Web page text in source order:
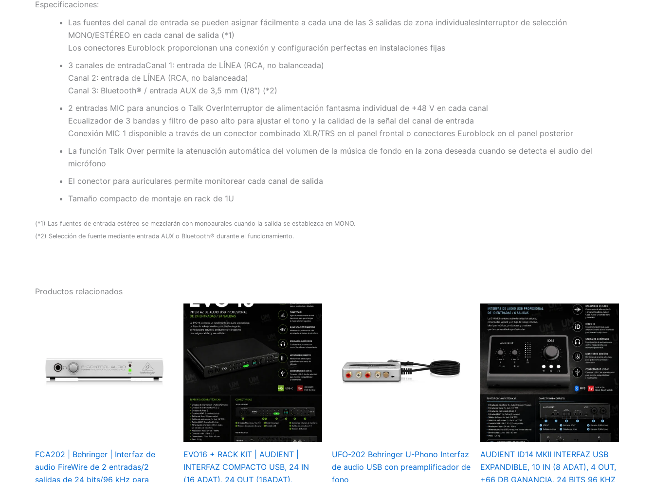
Especificaciones:
Las fuentes del canal de entrada se pueden asignar fácilmente a cada una de las 3 salidas de zona individualesInterruptor de selección
MONO/ESTÉREO en cada canal de salida (*1)
Los conectores Euroblock proporcionan una conexión y configuración perfectas en instalaciones fijas
3 canales de entradaCanal 1: entrada de LÍNEA (RCA, no balanceada)
Canal 2: entrada de LÍNEA (RCA, no balanceada)
Canal 3: Bluetooth® / entrada AUX de 3,5 mm (1/8″) (*2)
2 entradas MIC para anuncios o Talk OverInterruptor de alimentación fantasma individual de +48 V en cada canal
Ecualizador de 3 bandas y filtro de paso alto para ajustar el tono y la calidad de la señal del canal de entrada
Conexión MIC 1 disponible a través de un conector combinado XLR/TRS en el panel frontal o conectores Euroblock en el panel posterior
La función Talk Over permite la atenuación automática del volumen de la música de fondo en la zona deseada cuando se detecta el audio del
micrófono
El conector para auriculares permite monitorear cada canal de salida
Tamaño compacto de montaje en rack de 1U
(*1) Las fuentes de entrada estéreo se mezclarán con monoaurales cuando la salida se establezca en MONO.
(*2) Selección de fuente mediante entrada AUX o Bluetooth® durante el funcionamiento.
Productos relacionados
FCA202 | Behringer | Interfaz de
audio FireWire de 2 entradas/2
salidas de 24 bits/96 kHz para
EVO16 + RACK KIT | AUDIENT |
INTERFAZ COMPACTO USB, 24 IN
(16 ADAT), 24 OUT (16ADAT),
UFO-202 Behringer U-Phono Interfaz
de audio USB con preamplificador de
fono
AUDIENT ID14 MKII INTERFAZ USB
EXPANDIBLE, 10 IN (8 ADAT), 4 OUT,
+66 DB GANANCIA, 24 BITS 96 KHZ